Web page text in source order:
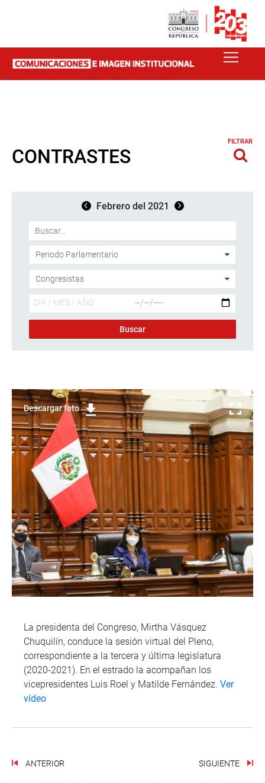
CONTRASTES
FILTRAR
Febrero del 2021
Descargar foto
La presidenta del Congreso, Mirtha Vásquez
Chuquilín, conduce la sesión virtual del Pleno,
correspondiente a la tercera y última legislatura
(2020-2021). En el estrado la acompañan los
vicepresidentes Luis Roel y Matilde Fernández. Ver
vídeo
ANTERIOR SIGUIENTE